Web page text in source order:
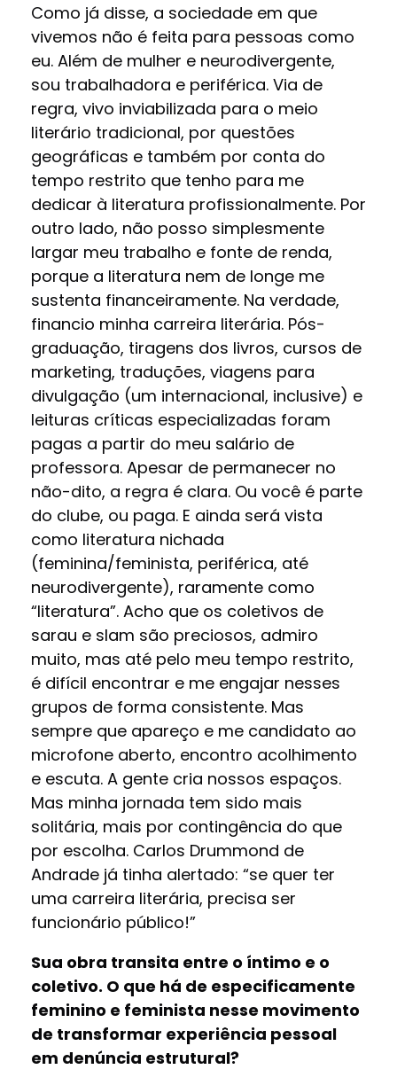
Como já disse, a sociedade em que
vivemos não é feita para pessoas como
eu. Além de mulher e neurodivergente,
sou trabalhadora e periférica. Via de
regra, vivo inviabilizada para o meio
literário tradicional, por questões
geográficas e também por conta do
tempo restrito que tenho para me
dedicar à literatura profissionalmente. Por
outro lado, não posso simplesmente
largar meu trabalho e fonte de renda,
porque a literatura nem de longe me
sustenta financeiramente. Na verdade,
financio minha carreira literária. Pós-
graduação, tiragens dos livros, cursos de
marketing, traduções, viagens para
divulgação (um internacional, inclusive) e
leituras críticas especializadas foram
pagas a partir do meu salário de
professora. Apesar de permanecer no
não-dito, a regra é clara. Ou você é parte
do clube, ou paga. E ainda será vista
como literatura nichada
(feminina/feminista, periférica, até
neurodivergente), raramente como
“literatura”. Acho que os coletivos de
sarau e slam são preciosos, admiro
muito, mas até pelo meu tempo restrito,
é difícil encontrar e me engajar nesses
grupos de forma consistente. Mas
sempre que apareço e me candidato ao
microfone aberto, encontro acolhimento
e escuta. A gente cria nossos espaços.
Mas minha jornada tem sido mais
solitária, mais por contingência do que
por escolha. Carlos Drummond de
Andrade já tinha alertado: “se quer ter
uma carreira literária, precisa ser
funcionário público!”
Sua obra transita entre o íntimo e o
coletivo. O que há de especificamente
feminino e feminista nesse movimento
de transformar experiência pessoal
em denúncia estrutural?